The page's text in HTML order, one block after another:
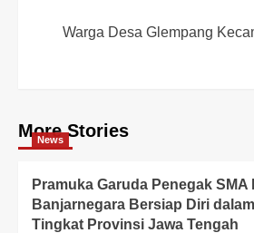
Warga Desa Glempang
More Stories
News
Pramuka Garuda Penegak SMA
Banjarnegara Bersiap Diri
Tingkat Provinsi Jawa Tengah